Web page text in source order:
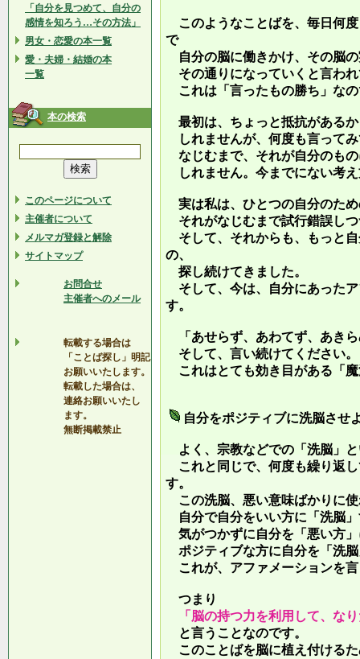
「自分を見つめて、自分の
感情を知ろう…その方法」
男女・恋愛の本一覧
愛・夫婦・結婚の本
一覧
本の検索
このページについて
主催者について
メルマガ登録と解除
サイトマップ
お問合せ
主催者へのメール
転載する場合は
「ことば探し」明記
お願いいたします。
転載した場合は、
連絡お願いいたし
ます。
無断掲載禁止
このようなことばを、毎日何
で
自分の脳に働きかけ、その脳
その通りになっていくと言わ
これは「言ったもの勝ち」な
最初は、ちょっと抵抗がある
しれませんが、何度も言って
なじむまで、それが自分のも
しれません。今までにない考
実は私は、ひとつの自分のた
それがなじむまで試行錯誤し
そして、それからも、もっと
の、
探し続けてきました。
そして、今は、自分にあった
す。
「あせらず、あわてず、あき
そして、言い続けてください。
これはとても効き目がある「
自分をポジティブに洗脳させ
よく、宗教などでの「洗脳」
これと同じで、何度も繰り返
す。
この洗脳、悪い意味ばかりに
自分で自分をいい方に「洗脳
気がつかずに自分を「悪い方
ポジティブな方に自分を「洗
これが、アファメーションを
つまり
「脳の持つ力を利用して、な
と言うことなのです。
このことばを脳に植え付ける